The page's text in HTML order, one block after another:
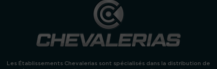
Les Établissements Chevalerias sont spécialisés dans la distribution de